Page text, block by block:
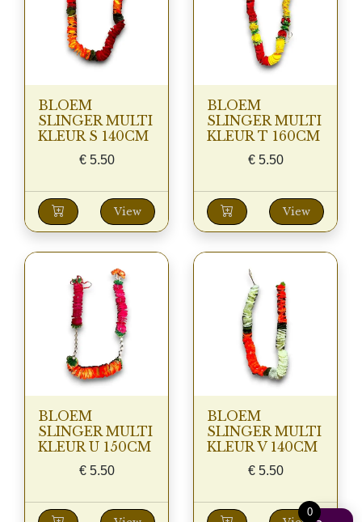
BLOEM
SLINGER MULTI
KLEUR S 140CM
€5.50
View
BLOEM
SLINGER MULTI
KLEUR T 160CM
€5.50
View
BLOEM
SLINGER MULTI
KLEUR U 150CM
€5.50
BLOEM
SLINGER MULTI
KLEUR V 140CM
€5.50
0